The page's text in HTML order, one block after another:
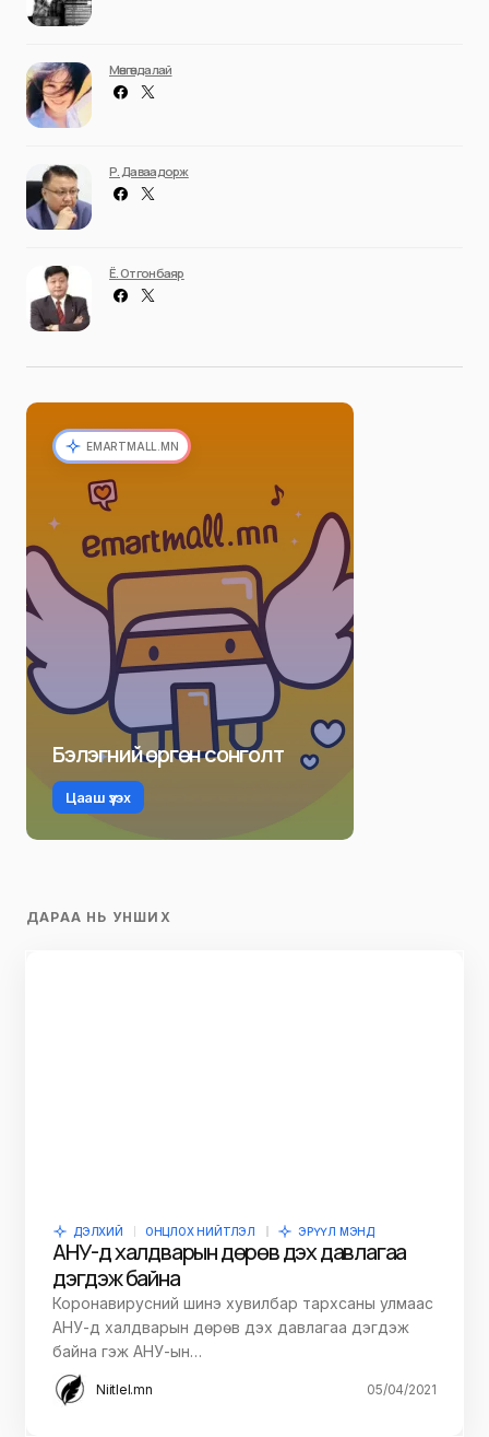
Мөнгөндалай
Р. Даваадорж
Ё. Отгонбаяр
EMARTMALL.MN
Бэлэгний өргөн сонголт
Цааш үзэх
ДАРАА НЬ УНШИХ
ДЭЛХИЙ ОНЦЛОХ НИЙТЛЭЛ ЭРҮҮЛ МЭНД
АНУ-д халдварын дөрөв дэх давлагаа
дэгдэж байна
Коронавирусний шинэ хувилбар тархсаны улмаас
АНУ-д халдварын дөрөв дэх давлагаа дэгдэж
байна гэж АНУ-ын…
Niitlel.mn 05/04/2021